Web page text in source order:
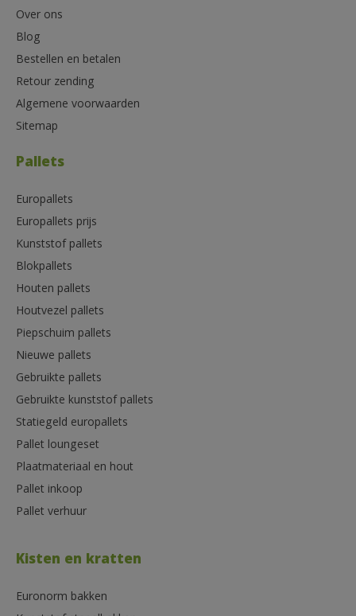
Over ons
Blog
Bestellen en betalen
Retour zending
Algemene voorwaarden
Sitemap
Pallets
Europallets
Europallets prijs
Kunststof pallets
Blokpallets
Houten pallets
Houtvezel pallets
Piepschuim pallets
Nieuwe pallets
Gebruikte pallets
Gebruikte kunststof pallets
Statiegeld europallets
Pallet loungeset
Plaatmateriaal en hout
Pallet inkoop
Pallet verhuur
Kisten en kratten
Euronorm bakken